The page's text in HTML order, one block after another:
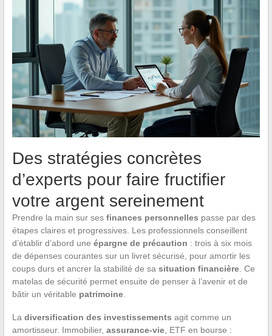
Des stratégies concrètes
d’experts pour faire fructifier
votre argent sereinement
Prendre la main sur ses finances personnelles passe par des
étapes claires et progressives. Les professionnels conseillent
d’établir d’abord une épargne de précaution : trois à six mois
de dépenses courantes sur un livret sécurisé, pour amortir les
coups durs et ancrer la stabilité de sa situation financière. Ce
matelas de sécurité permet ensuite de penser à l’avenir et de
bâtir un véritable patrimoine.
La diversification des investissements agit comme un
amortisseur. Immobilier, assurance-vie, ETF en bourse :